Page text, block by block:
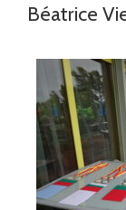
Béatrice